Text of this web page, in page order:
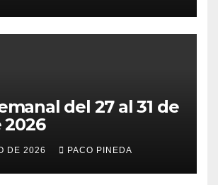
del 27 al 31 de
DE 2026 PACO PINEDA